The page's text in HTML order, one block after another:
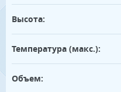
Высота:
Температура (макс.):
Объем: